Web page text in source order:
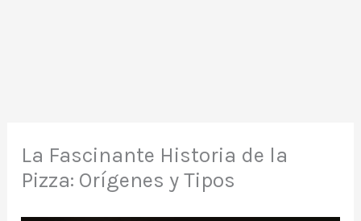
La Fascinante Historia de la
Pizza: Orígenes y Tipos